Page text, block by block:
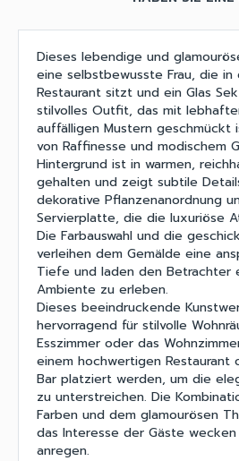
Dieses lebendige und
eine selbstbewusste Frau, die
Restaurant sitzt und ein Glas
stilvolles Outfit, das mit
auffälligen Mustern geschmückt
von Raffinesse und modischem
Hintergrund ist in warmen,
gehalten und zeigt subtile
dekorative Pflanzenanordnung
Servierplatte, die die luxuriöse
Die Farbauswahl und die
verleihen dem Gemälde eine
Tiefe und laden den Betrachter
Ambiente zu erleben.
Dieses beeindruckende
hervorragend für stilvolle
Esszimmer oder das
einem hochwertigen Restaurant
Bar platziert werden, um die
zu unterstreichen. Die
Farben und dem glamourösen
das Interesse der Gäste
anregen.